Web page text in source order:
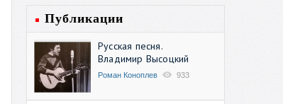
Публикации
Русская песня.
Владимир Высоцкий
Роман Коноплев 933